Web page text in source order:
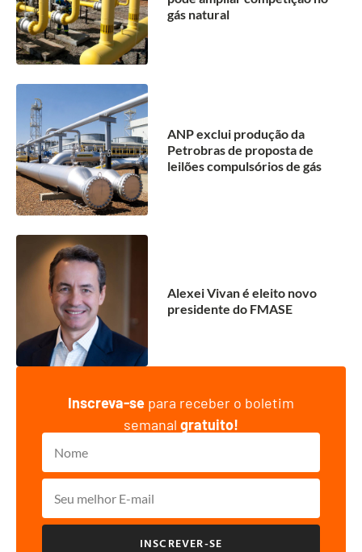
gás natural
ANP exclui produção da
Petrobras de proposta de
leilões compulsórios de gás
Alexei Vivan é eleito novo
presidente do FMASE
Inscreva-se para receber o boletim
semanal gratuito!
INSCREVER-SE